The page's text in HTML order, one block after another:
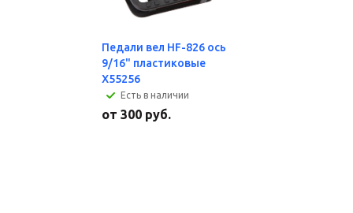
Педали вел HF-826 ось
9/16" пластиковые
X55256
Есть в наличии
от 300 руб.